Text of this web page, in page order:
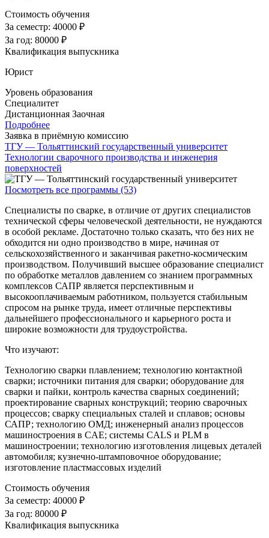
Стоимость обучения
За семестр: 40000 ₽
За год: 80000 ₽
Квалификация выпускника
Юрист
Уровень образования
Специалитет
Дистанционная Заочная
Подробнее
Заявка в приёмную комиссию
ТГУ — Тольяттинский государственный университет
Технологии сварочного производства и инженерия
поверхностей
Посмотреть все программы (53)
Специалисты по сварке, в отличие от других специалистов
технической сферы человеческой деятельности, не нуждаются
в особой рекламе. Достаточно только сказать, что без них не
обходится ни одно производство в мире, начиная от
сельскохозяйственного и заканчивая ракетно-космическим
производством. Получивший высшее образование специалист
по обработке металлов давлением со знанием программных
комплексов САПР является перспективным и
высокооплачиваемым работником, пользуется стабильным
спросом на рынке труда, имеет отличные перспективы
дальнейшего профессионального и карьерного роста и
широкие возможности для трудоустройства.
Что изучают:
Технологию сварки плавлением; технологию контактной
сварки; источники питания для сварки; оборудование для
сварки и пайки, контроль качества сварных соединений;
проектирование сварных конструкций; теорию сварочных
процессов; сварку специальных сталей и сплавов; основы
САПР; технологию ОМД; инженерный анализ процессов
машиностроения в CAE; системы CALS и PLM в
машиностроении; технологию изготовления лицевых деталей
автомобиля; кузнечно-штамповочное оборудование;
изготовление пластмассовых изделий
Стоимость обучения
За семестр: 40000 ₽
За год: 80000 ₽
Квалификация выпускника